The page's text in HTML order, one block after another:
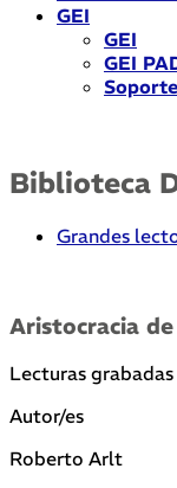
GEI
GEI
GEI
Biblioteca
Grandes
Aristocracia
Lecturas grabadas
Autor/es
Roberto Arlt